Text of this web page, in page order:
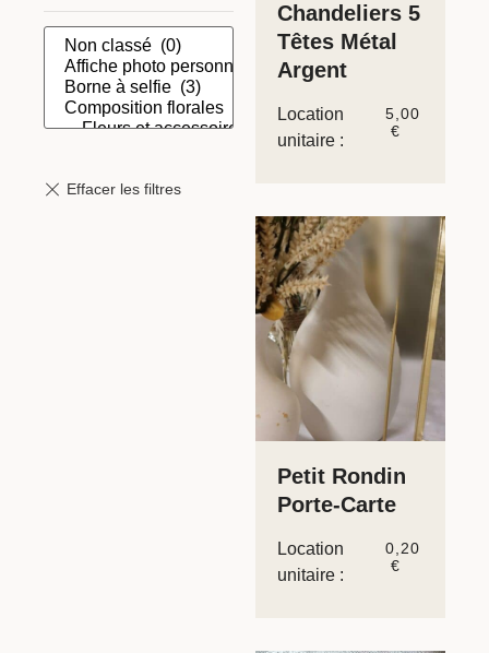
Chandeliers 5
Têtes Métal
Argent
Location
unitaire :
5,00
€
Petit Rondin
Porte-Carte
Location
unitaire :
0,20
€